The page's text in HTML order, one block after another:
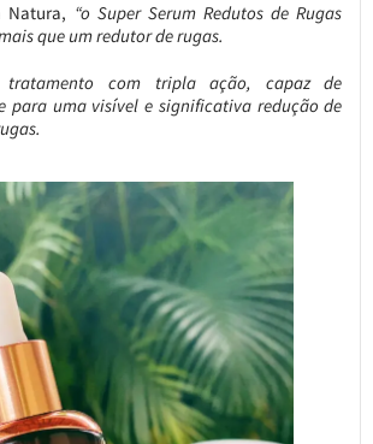
Natura, “o Super Serum Redutos de Rugas
que um redutor de rugas.
tratamento com tripla ação, capaz de
para uma visível e significativa redução de